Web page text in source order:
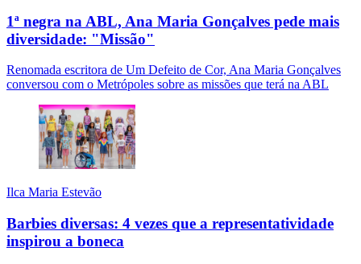
1ª negra na ABL, Ana Maria Gonçalves pede mais
diversidade: "Missão"
Renomada escritora de Um Defeito de Cor, Ana Maria Gonçalves
conversou com o Metrópoles sobre as missões que terá na ABL
Ilca Maria Estevão
Barbies diversas: 4 vezes que a representatividade
inspirou a boneca